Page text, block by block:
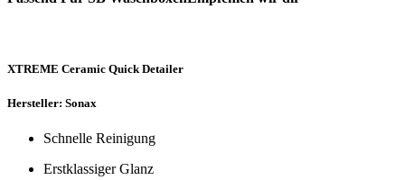
XTREME Ceramic Quick Detailer
Hersteller: Sonax
Schnelle Reinigung
Erstklassiger Glanz